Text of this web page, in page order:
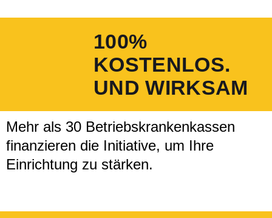
100%
KOSTENLOS.
UND WIRKSAM
Mehr als 30 Betriebskrankenkassen
finanzieren die Initiative, um Ihre
Einrichtung zu stärken.